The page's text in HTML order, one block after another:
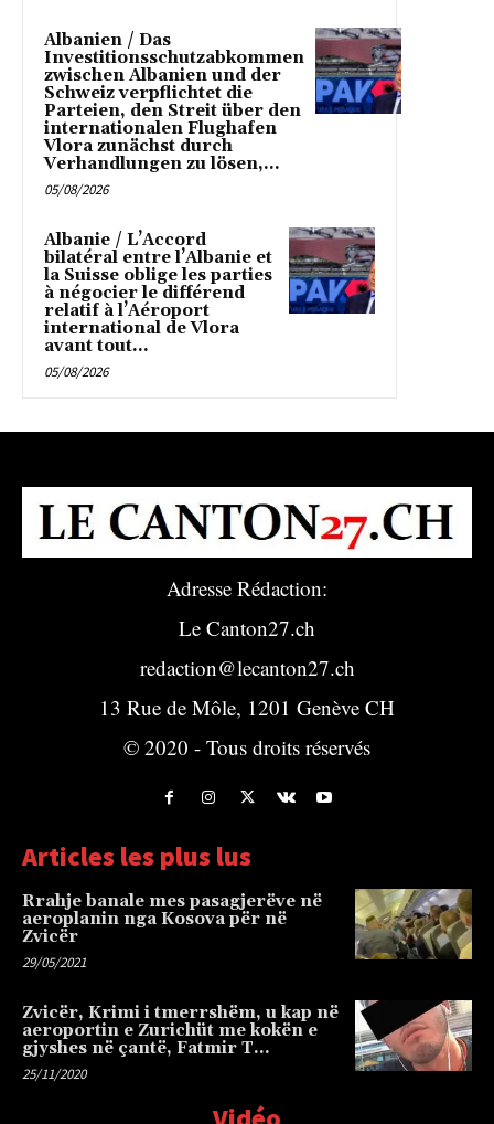
Albanien / Das
Investitionsschutzabkommen
zwischen Albanien und der
Schweiz verpflichtet die
Parteien, den Streit über den
internationalen Flughafen
Vlora zunächst durch
Verhandlungen zu lösen,...
05/08/2026
Albanie / L’Accord
bilatéral entre l’Albanie et
la Suisse oblige les parties
à négocier le différend
relatif à l’Aéroport
international de Vlora
avant tout...
05/08/2026
Adresse Rédaction:
Le Canton27.ch
redaction@lecanton27.ch
13 Rue de Môle, 1201 Genève CH
© 2020 - Tous droits réservés
Articles les plus lus
Rrahje banale mes pasagjerëve në
aeroplanin nga Kosova për në
Zvicër
29/05/2021
Zvicër, Krimi i tmerrshëm, u kap në
aeroportin e Zurichüt me kokën e
gjyshes në çantë, Fatmir T…
25/11/2020